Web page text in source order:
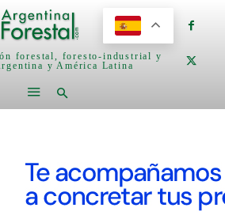
forestal, foresto-industrial y
y América Latina